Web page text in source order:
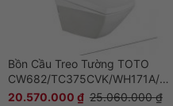
Bồn Cầu Treo Tường TOTO
CW682/TC375CVK/WH171A/MB171M#SS
20.570.000 ₫ 25.060.000₫